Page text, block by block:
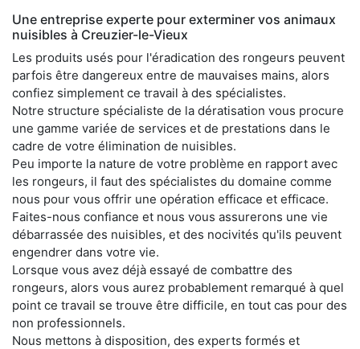
Une entreprise experte pour exterminer vos animaux
nuisibles à Creuzier-le-Vieux
Les produits usés pour l'éradication des rongeurs peuvent
parfois être dangereux entre de mauvaises mains, alors
confiez simplement ce travail à des spécialistes.
Notre structure spécialiste de la dératisation vous procure
une gamme variée de services et de prestations dans le
cadre de votre élimination de nuisibles.
Peu importe la nature de votre problème en rapport avec
les rongeurs, il faut des spécialistes du domaine comme
nous pour vous offrir une opération efficace et efficace.
Faites-nous confiance et nous vous assurerons une vie
débarrassée des nuisibles, et des nocivités qu'ils peuvent
engendrer dans votre vie.
Lorsque vous avez déjà essayé de combattre des
rongeurs, alors vous aurez probablement remarqué à quel
point ce travail se trouve être difficile, en tout cas pour des
non professionnels.
Nous mettons à disposition, des experts formés et